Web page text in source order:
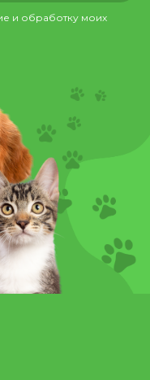
и обработку моих